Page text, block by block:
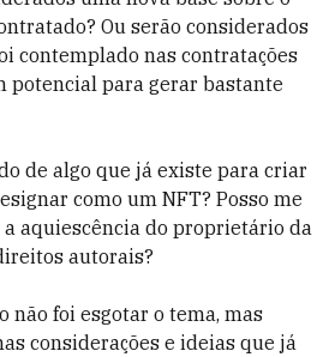
Ou serão considerados
contemplado nas contratações
potencial para gerar bastante
de algo que já existe para criar
como um NFT? Posso me
aquiescência do proprietário da
autorais?
não foi esgotar o tema, mas
considerações e ideias que já